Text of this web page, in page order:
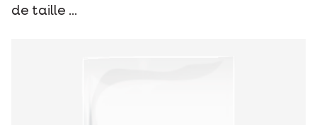
de taille ...